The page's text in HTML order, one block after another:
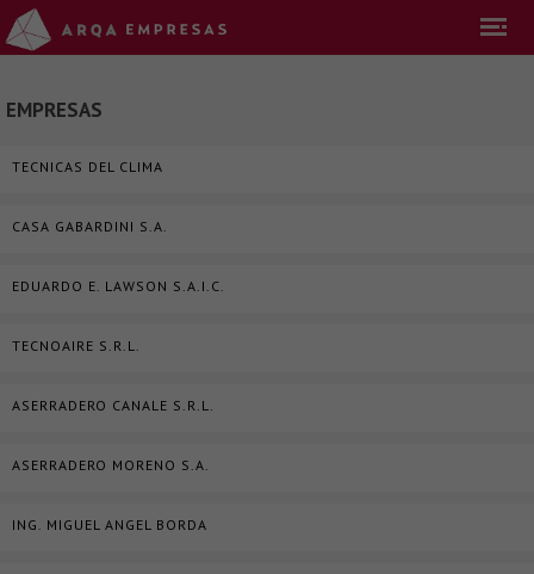
EMPRESAS
TECNICAS DEL CLIMA
CASA GABARDINI S.A.
EDUARDO E. LAWSON S.A.I.C.
TECNOAIRE S.R.L.
ASERRADERO CANALE S.R.L.
ASERRADERO MORENO S.A.
ING. MIGUEL ANGEL BORDA